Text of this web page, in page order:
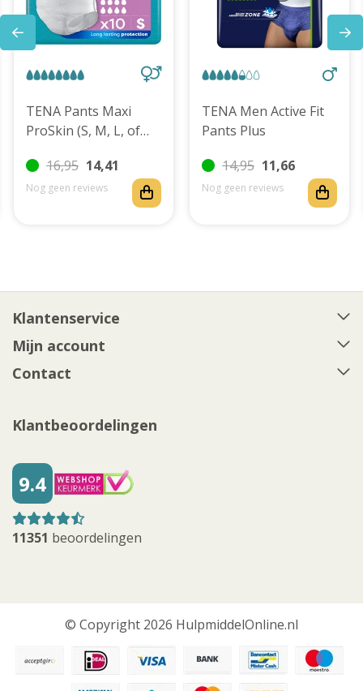
TENA Pants Maxi
ProSkin (S, M, L, of
16,95 14,41
Nog geen reviews
TENA Men Active Fit
Pants Plus
14,95 11,66
Nog geen reviews
Klantenservice
Mijn account
Contact
Klantbeoordelingen
9.4
11351 beoordelingen
© Copyright 2026 HulpmiddelOnline.nl